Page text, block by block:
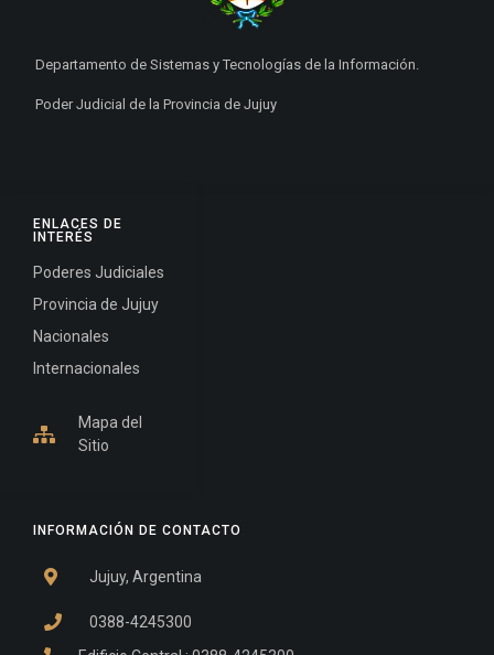
INFORMACIÓN DE CONTACTO
Jujuy, Argentina
0388-4245300
ENLACES DE
INTERÉS
Poderes Judiciales
Provincia de Jujuy
Nacionales
Internacionales
Mapa del
Sitio
Departamento de Sistemas y Tecnologías de la Información.
Poder Judicial de la Provincia de Jujuy